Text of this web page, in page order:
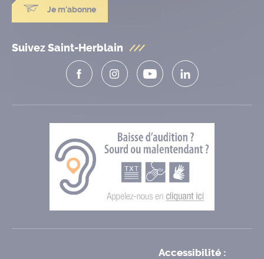
Je m'abonne
Suivez Saint-Herblain
Accessibilité :